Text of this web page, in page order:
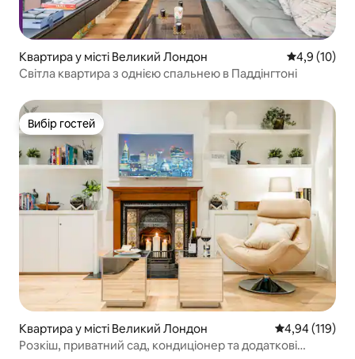
Квартира у місті Великий Лондон Середня
4,9 (10)
Світла квартира з однією спальнею в Паддінгтоні
Вибір гостей
Вибір гостей
Квартира у місті Великий Лондон Середня
4,94 (119)
Розкіш, приватний сад, кондиціонер та додаткові